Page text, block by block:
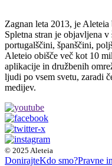
Zagnan leta 2013, je
Spletna stran je objavljena
portugalščini, španščini,
Aleteio obišče več kot 10
aplikacije in družbenih
ljudi po vsem svetu, zaradi
medijev.
© 2025 Aleteia
DonirajteKdo smo?Pravne